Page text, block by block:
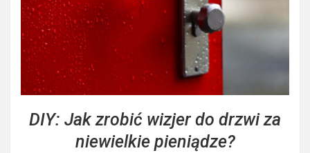
DIY: Jak zrobić wizjer do drzwi za
niewielkie pieniądze?